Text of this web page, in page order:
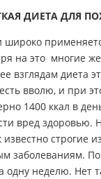
ДИЕТА ДЛЯ
широко
на это многие
взглядам диета
вволю, и при
1400 ккал в
вред
известно
заболеваниям.
одну неделю. Нет